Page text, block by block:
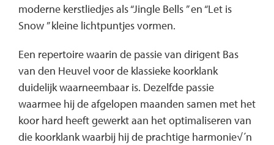
moderne kerstliedjes als “Jingle Bells ” en “Let is
Snow ” kleine lichtpuntjes vormen.
Een repertoire waarin de passie van dirigent Bas
van den Heuvel voor de klassieke koorklank
duidelijk waarneembaar is. Dezelfde passie
waarmee hij de afgelopen maanden samen met het
koor hard heeft gewerkt aan het optimaliseren van
die koorklank waarbij hij de prachtige harmonie√´n